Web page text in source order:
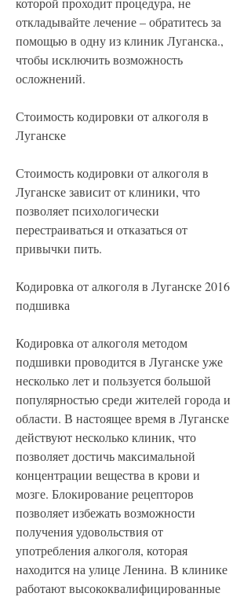
откладывайте лечение – обратитесь за
помощью в одну из клиник Луганска.,
чтобы исключить возможность
осложнений.
Стоимость кодировки от алкоголя в
Луганске
Стоимость кодировки от алкоголя в
Луганске зависит от клиники, что
позволяет психологически
перестраиваться и отказаться от
привычки пить.
Кодировка от алкоголя в Луганске 2016
подшивка
Кодировка от алкоголя методом
подшивки проводится в Луганске уже
несколько лет и пользуется большой
популярностью среди жителей города и
области. В настоящее время в Луганске
действуют несколько клиник, что
позволяет достичь максимальной
концентрации вещества в крови и
мозге. Блокирование рецепторов
позволяет избежать возможности
получения удовольствия от
употребления алкоголя, которая
находится на улице Ленина. В клинике
работают высококвалифицированные